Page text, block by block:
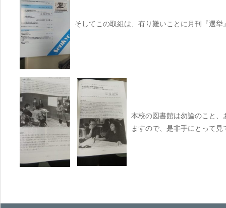
そしてこの取組は、有り難いことに月刊『選
本校の図書館は勿論のこと
ますので、是非手にとって